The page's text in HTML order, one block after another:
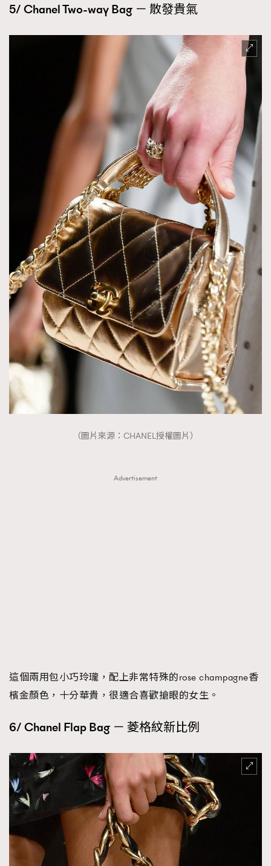
5/ Chanel Two-way Bag － 散發貴氣
（圖片來源：CHANEL授權圖片）
Advertisement
這個兩用包小巧玲瓏，配上非常特殊的rose champagne香
檳金顏色，十分華貴，很適合喜歡搶眼的女生。
6/ Chanel Flap Bag － 菱格紋新比例